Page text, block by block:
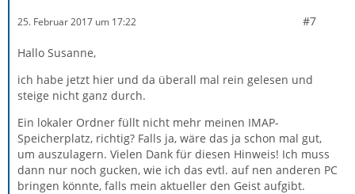
25. Februar 2017 um 17:22 #7
Hallo Susanne,
ich habe jetzt hier und da überall mal rein gelesen und
steige nicht ganz durch.
Ein lokaler Ordner füllt nicht mehr meinen IMAP-
Speicherplatz, richtig? Falls ja, wäre das ja schon mal gut,
um auszulagern. Vielen Dank für diesen Hinweis! Ich muss
dann nur noch gucken, wie ich das evtl. auf nen anderen PC
bringen könnte, falls mein aktueller den Geist aufgibt.